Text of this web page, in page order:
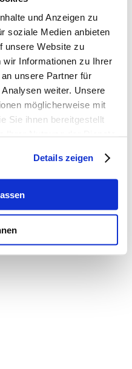
und Anzeigen zu
soziale Medien anbieten
unsere Website zu
wir Informationen zu Ihrer
unsere Partner für
weiter. Unsere
möglicherweise mit
Sie ihnen bereitgestellt
Details zeigen